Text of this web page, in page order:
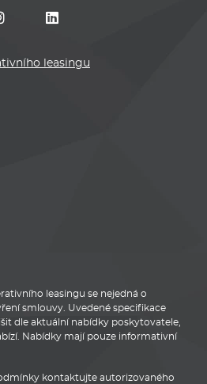
leasingu
leasingu se nejedná o
smlouvy. Uvedené specifikace
dle aktuální nabídky poskytovatele,
Nabídky mají pouze informativní
kontaktujte autorizovaného